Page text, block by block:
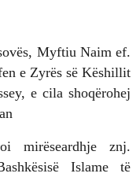
Myftiu Naim ef.
e Zyrës së Këshillit
e cila shoqërohej
mirëseardhje znj.
Islame të